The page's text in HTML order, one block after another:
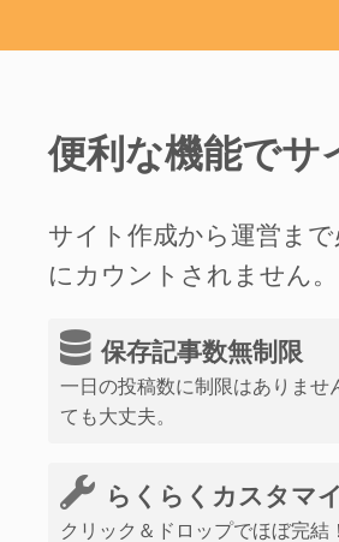
便利な機能でサ
サイト作成から運営ま
にカウントされません
保存記事数無制限
一日の投稿数に制限はありませ
ても大丈夫。
らくらくカスタマ
クリック＆ドロップでほぼ完結